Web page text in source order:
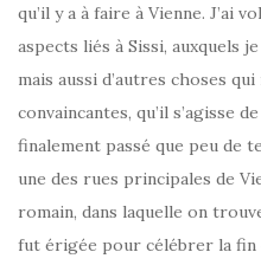
qu’il y a à faire à Vienne. J’ai
aspects liés à Sissi, auxquels
mais aussi d’autres choses
convaincantes, qu’il s’agisse
finalement passé que peu de
une des rues principales de
romain, dans laquelle on
fut érigée pour célébrer la fin